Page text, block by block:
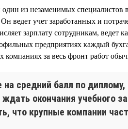
из незаменимых
ведет учет заработанных и
зарплату сотрудникам,
предприятиях каждый
за весь фронт работ
средний балл по
окончания учебного
что крупные компании